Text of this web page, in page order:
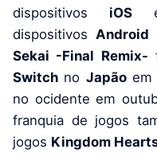
dispositivos iOS
dispositivos Android
Sekai -Final Remix-
Switch no Japãoem
no ocidente em
franquia de jogos
jogos Kingdom